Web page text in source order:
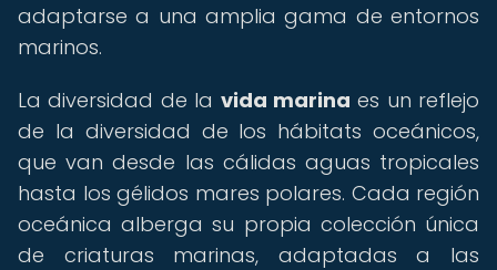
adaptarse a una amplia gama de entornos
marinos.
La diversidad de la vida marina es un reflejo
de la diversidad de los hábitats oceánicos,
que van desde las cálidas aguas tropicales
hasta los gélidos mares polares. Cada región
oceánica alberga su propia colección única
de criaturas marinas, adaptadas a las